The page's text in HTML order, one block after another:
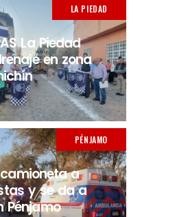
LA PIEDAD
La Piedad
en zona
PÉNJAMO
a
y se da a
Pénjamo